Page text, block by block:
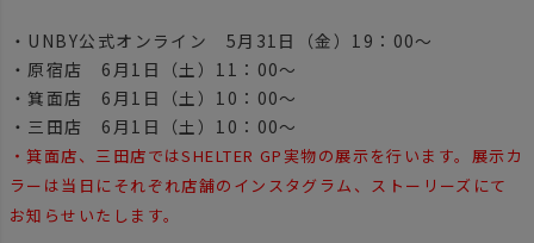
・UNBY公式オンライン 5月31日（金）19：00～
・原宿店 6月1日（土）11：00～
・箕面店 6月1日（土）10：00～
・三田店 6月1日（土）10：00～
・箕面店、三田店ではSHELTER GP実物の展示を行います。展示カ
ラーは当日にそれぞれ店舗のインスタグラム、ストーリーズにて
お知らせいたします。